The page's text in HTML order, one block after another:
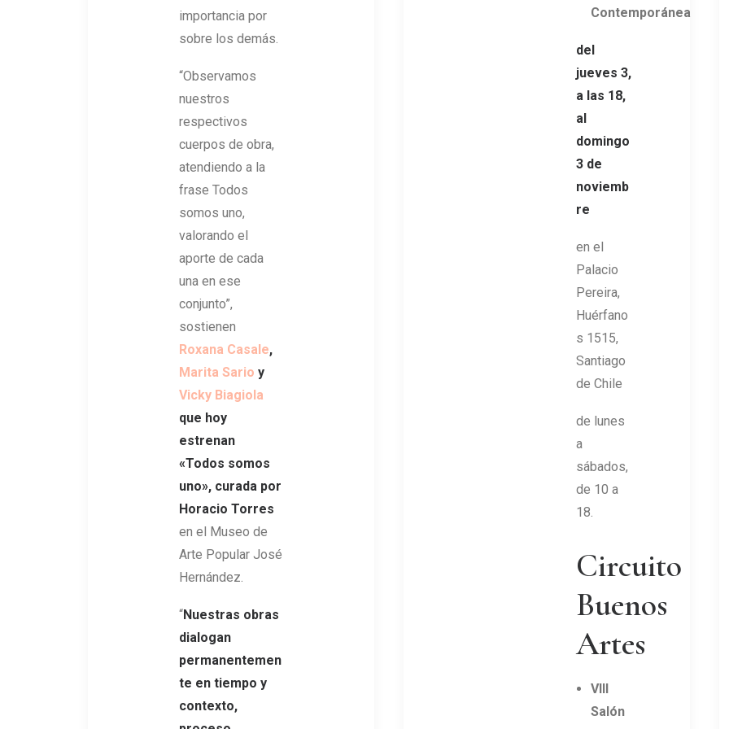
importancia por
sobre los demás.
“Observamos
nuestros
respectivos
cuerpos de obra,
atendiendo a la
frase Todos
somos uno,
valorando el
aporte de cada
una en ese
conjunto”,
sostienen
Roxana Casale,
Marita Sario y
Vicky Biagiola
que hoy
estrenan
«Todos somos
uno», curada por
Horacio Torres
en el Museo de
Arte Popular José
Hernández.
“Nuestras obras
dialogan
permanentemen
te en tiempo y
contexto,
Contemporánea
del
jueves 3,
a las 18,
al
domingo
3 de
noviemb
re
en el
Palacio
Pereira,
Huérfano
s 1515,
Santiago
de Chile
de lunes
a
sábados,
de 10 a
18.
Circuito
Buenos
Artes
VIII
Salón